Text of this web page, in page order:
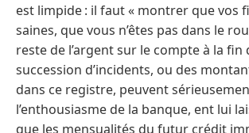
est limpide : il faut « montrer que vos
saines, que vous n’êtes pas dans le
reste de l’argent sur le compte à la fin
succession d’incidents, ou des
dans ce registre, peuvent
l’enthousiasme de la banque, ent lui
que les mensualités du futur crédit